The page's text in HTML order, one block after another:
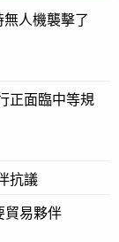
無人機襲擊了
正面臨中等規
抗議
貿易夥伴